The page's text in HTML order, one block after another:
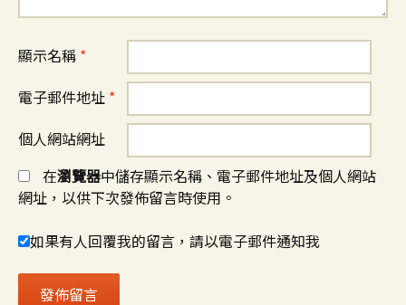
顯示名稱 *
電子郵件地址 *
個人網站網址
在瀏覽器中儲存顯示名稱、電子郵件地址及個人網站
網址，以供下次發佈留言時使用。
如果有人回覆我的留言，請以電子郵件通知我